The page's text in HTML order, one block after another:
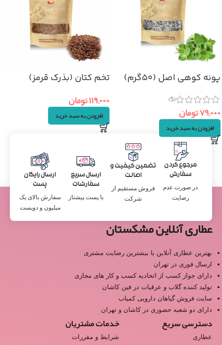
پونه کوهی اصل (۵۰گرم)
(5)
۷۹,۰۰۰تومان
افزودن به سبد خرید
تخم کتان (بذرک قرمز)
۱۱۹,۰۰۰تومان
افزودن به سبد خرید
مرجوع کردن
سفارش
در صورت عدم
رضایت
تضمین کیفیت و
اصالت
فروش مستقیم از
شرکت
ارسال سریع
سفارشات
با پست پیشتاز
ارسال رایگان
پست
سفارش بالای یک
میلیون و دویست
عطاری آنلاین مشکستان
بهترین عطاری آنلاین با بیشترین رضایت مشتری
ارسال فوری در تهران
دارای جواز کسب از اتحادیه کسب و کار های مجازی
تولید کننده گلاب و عرقیات در فین کاشان
سایت فروش گیاهان دارویی کمیاب
دارای دو شعبه حضوری در کاشان و تهران
دسترسی سریع
عطاری
خدمات مشتریان
شرایط و مقررات